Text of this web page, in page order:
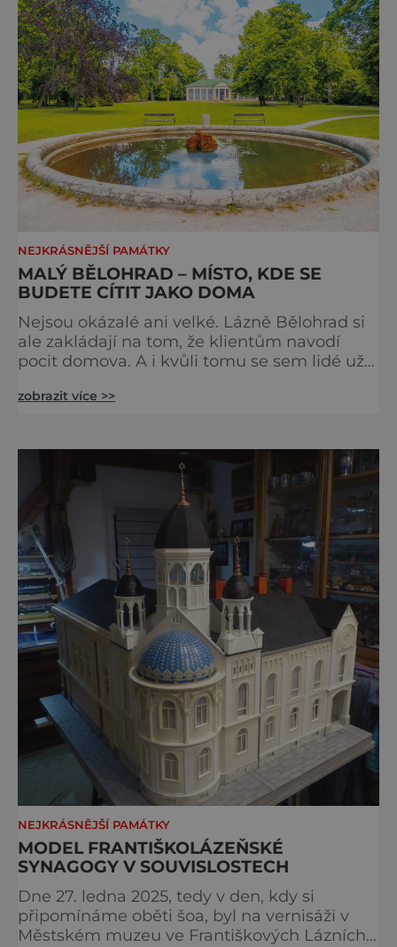
NEJKRÁSNĚJŠÍ PAMÁTKY
MALÝ BĚLOHRAD – MÍSTO, KDE SE
BUDETE CÍTIT JAKO DOMA
Nejsou okázalé ani velké. Lázně Bělohrad si
ale zakládají na tom, že klientům navodí
pocit domova. A i kvůli tomu se sem lidé už
lázeňské koncerty ani velkolepé akce.
nevšimne, ani se jí kolonáda vlastně neříká.
zobrazit více >>
NEJKRÁSNĚJŠÍ PAMÁTKY
MODEL FRANTIŠKOLÁZEŇSKÉ
SYNAGOGY V SOUVISLOSTECH
Dne 27. ledna 2025, tedy v den, kdy si
připomínáme oběti šoa, byl na vernisáži v
Městském muzeu ve Františkových Lázních